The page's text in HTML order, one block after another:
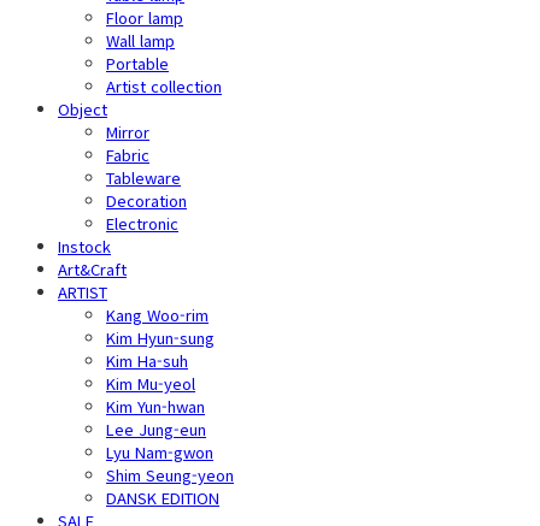
Floor lamp
Wall lamp
Portable
Artist collection
Object
Mirror
Fabric
Tableware
Decoration
Electronic
Instock
Art&Craft
ARTIST
Kang Woo-rim
Kim Hyun-sung
Kim Ha-suh
Kim Mu-yeol
Kim Yun-hwan
Lee Jung-eun
Lyu Nam-gwon
Shim Seung-yeon
DANSK EDITION
SALE